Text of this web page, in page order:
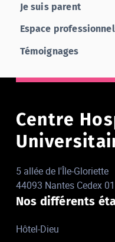
Je suis parent
Espace
Témoignages
Centre
5 allée de l'Île-Gloriette
44093 Nantes Cedex 01
Nos différents
Hôtel-Dieu